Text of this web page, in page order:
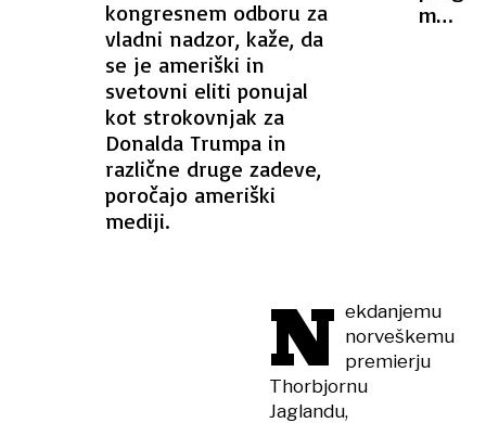
kongresnem odboru za
vladni nadzor, kaže, da
se je ameriški in
svetovni eliti ponujal
kot strokovnjak za
Donalda Trumpa in
različne druge zadeve,
poročajo ameriški
mediji.
N ekdanjemu
norveškemu
premierju
Thorbjornu
Jaglandu,
let
več
med